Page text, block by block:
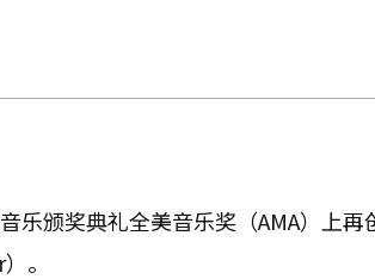
乐颁奖典礼全美音乐奖（AMA）上
。